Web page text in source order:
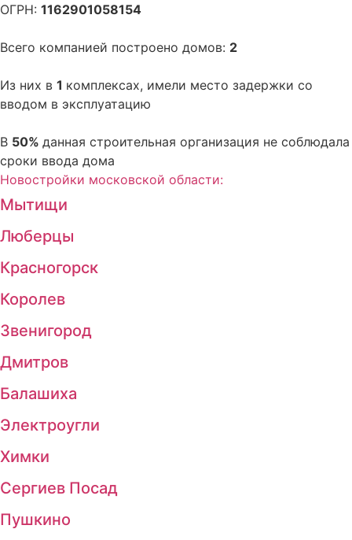
ОГРН: 1162901058154
Всего компанией построено домов: 2
Из них в 1 комплексах, имели место задержки со
вводом в эксплуатацию
В 50% данная строительная организация не соблюдала
сроки ввода дома
Новостройки московской области:
Мытищи
Люберцы
Красногорск
Королев
Звенигород
Дмитров
Балашиха
Электроугли
Химки
Сергиев Посад
Пушкино